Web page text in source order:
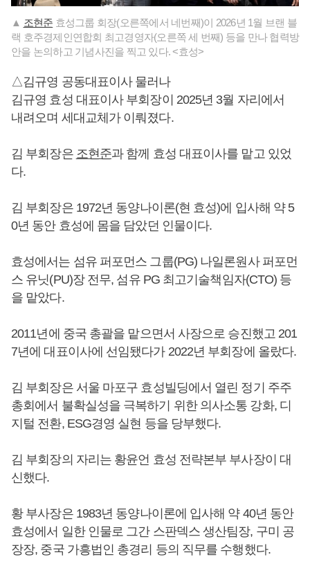
▲ 조현준 효성그룹 회장(오른쪽에서 네번째)이 2026년 1월 브랜 블
랙 호주경제인연합회 최고경영자(오른쪽 세 번째) 등을 만나 협력방
안을 논의하고 기념사진을 찍고 있다. <효성>
△김규영 공동대표이사 물러나
김규영 효성 대표이사 부회장이 2025년 3월 자리에서
내려오며 세대교체가 이뤄졌다.
김 부회장은 조현준과 함께 효성 대표이사를 맡고 있었
다.
김 부회장은 1972년 동양나이론(현 효성)에 입사해 약 5
0년 동안 효성에 몸을 담았던 인물이다.
효성에서는 섬유 퍼포먼스 그룹(PG) 나일론원사 퍼포먼
스 유닛(PU)장 전무, 섬유 PG 최고기술책임자(CTO) 등
을 맡았다.
2011년에 중국 총괄을 맡으면서 사장으로 승진했고 201
7년에 대표이사에 선임됐다가 2022년 부회장에 올랐다.
김 부회장은 서울 마포구 효성빌딩에서 열린 정기 주주
총회에서 불확실성을 극복하기 위한 의사소통 강화, 디
지털 전환, ESG경영 실현 등을 당부했다.
김 부회장의 자리는 황윤언 효성 전략본부 부사장이 대
신했다.
황 부사장은 1983년 동양나이론에 입사해 약 40년 동안
효성에서 일한 인물로 그간 스판덱스 생산팀장, 구미 공
장장, 중국 가흥법인 총경리 등의 직무를 수행했다.